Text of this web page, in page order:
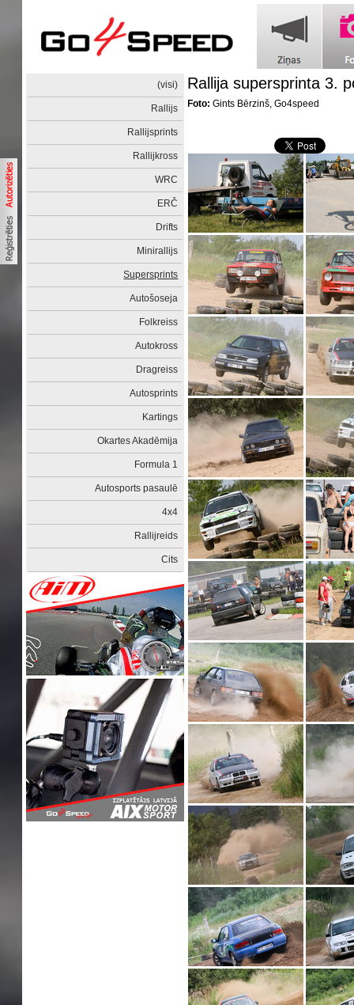
(visi)
Rallijs
Rallijsprints
Rallijkross
WRC
ERČ
Drifts
Minirallijs
Supersprints
Autošoseja
Folkreiss
Autokross
Dragreiss
Autosprints
Kartings
Okartes Akadēmija
Formula 1
Autosports pasaulē
4x4
Rallijreids
Cits
Rallija supersprinta 3.
Foto: Gints Bērzinš, Go4speed